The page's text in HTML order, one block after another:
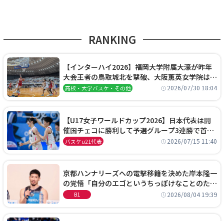
RANKING
【インターハイ2026】福岡大学附属大濠が昨年
大会王者の鳥取城北を撃破、大阪薫英女学院は岐
阜女子に完勝、大会3日目試合結果
高校・大学バスケ・その他 2026/07/30 18:04
【U17女子ワールドカップ2026】日本代表は開
催国チェコに勝利して予選グループ3連勝で首位
通過！準々決勝の相手はエジプトに決定
バスケu21代表 2026/07/15 11:40
京都ハンナリーズへの電撃移籍を決めた岸本隆一
の覚悟「自分のエゴというちっぽけなことのため
に、京都に来たわけではない」
B1 2026/08/04 19:39